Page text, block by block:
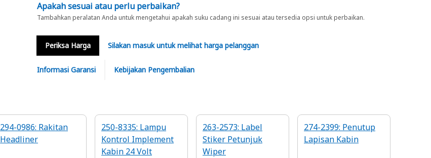
Apakah sesuai atau perlu perbaikan?
Tambahkan peralatan Anda untuk mengetahui apakah suku cadang ini sesuai atau tersedia opsi untuk perbaikan.
Periksa Harga Silakan masuk untuk melihat harga pelanggan
Informasi Garansi Kebijakan Pengembalian
294-0986: Rakitan
Headliner
250-8335: Lampu
Kontrol Implement
Kabin 24 Volt
263-2573: Label
Stiker Petunjuk
Wiper
274-2399: Penutup
Lapisan Kabin